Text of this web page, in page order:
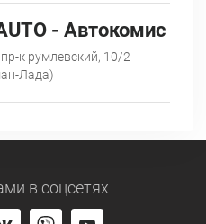
- Автокомис
пр-к румлевский, 10/2
Лада)
в соцсетях